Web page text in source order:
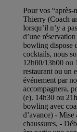
Pour vos
Thierry (Coach
lorsqu’il n’y a
d’une
bowling dispose
cocktails, nous
12h00/13h00 ou
restaurant ou un
événement par
accompagnera,
(e). 14h30 ou
bowling avec
d’avance) - Mise
chaussures, -